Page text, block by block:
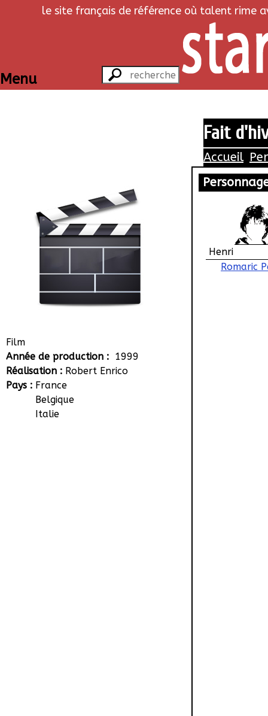
le site français de référence où talent rime
Menu
Film
Année de production : 1999
Réalisation : Robert Enrico
Pays : France
Belgique
Italie
Fait
Accueil
Henri
Romaric